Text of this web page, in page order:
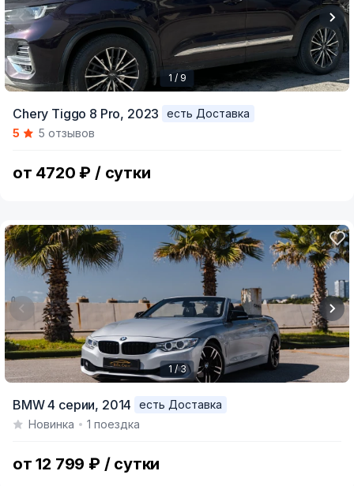
of
1 / 9
Chery Tiggo 8 Pro, 2023
есть Доставка
5
5 отзывов
от 4720 ₽ / сутки
of
1 / 3
BMW 4 серии, 2014
есть Доставка
Новинка
1 поездка
от 12 799 ₽ / сутки